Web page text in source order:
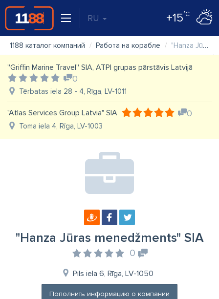
RU +15°C
1188 каталог компаний Работа на корабле "Hanza Jūras menedžments" SIA
''Griffin Marine Travel'' SIA, ATPI grupas pārstāvis Latvijā
0
Tērbatas iela 28 - 4, Rīga, LV-1011
"Atlas Services Group Latvia" SIA 0
Toma iela 4, Rīga, LV-1003
"Hanza Jūras menedžments" SIA
0
Pils iela 6, Rīga, LV-1050
Пополнить информацию о компании